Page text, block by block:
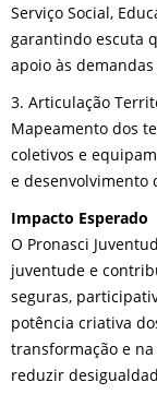
Serviço Social,
garantindo escuta
apoio às
3. Articulação
Mapeamento dos
coletivos e
e desenvolvimento
Impacto Esperado
O Pronasci
juventude e
seguras,
potência criativa
transformação e
reduzir